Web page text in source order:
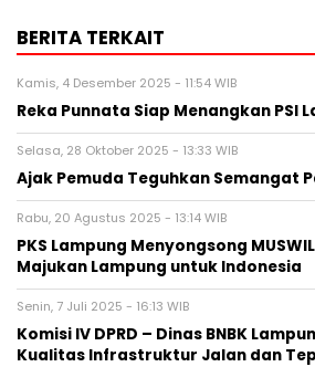
BERITA TERKAIT
Kamis, 4 Desember 2025 - 11:54 WIB
Reka Punnata Siap Menangkan PSI
Selasa, 28 Oktober 2025 - 13:33 WIB
Ajak Pemuda Teguhkan Semangat
Rabu, 20 Agustus 2025 - 13:14 WIB
PKS Lampung Menyongsong
Majukan Lampung untuk Indonesia
Senin, 7 Juli 2025 - 16:13 WIB
Komisi IV DPRD – Dinas BNBK
Kualitas Infrastruktur Jalan dan